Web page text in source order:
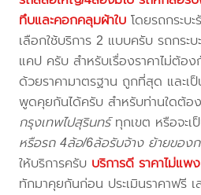
ทึบและคอกคลุมผ้าใบ โดยรถกระบ
เลือกใช้บริการ 2 แบบครับ รถกระ
แคป ครับ สำหรับเรื่องราคาไม่ต้อง
ด้วยราคามาตรฐาน ถูกที่สุด และเ
พูดคุยกันได้ครับ สำหรับท่านใดต้อ
กรุงเทพไปสุรินทร์ทุกเขต หรือจะเ
หรือรถ 4ล้อ/6ล้อรับจ้าง ย้ายของ
ให้บริการครับ บริการดี ราคาไม่แพง
ทักมาคุยกันก่อน ประเมินราคาฟรี